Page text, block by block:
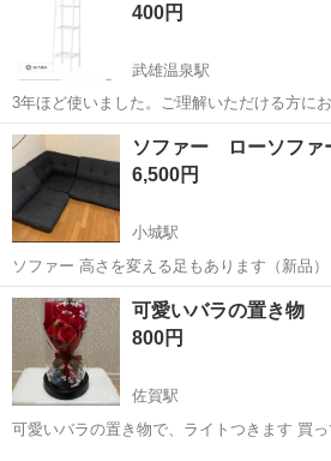
400円
武雄温泉駅
3年ほど使いました。ご理解いただける方にお願いし
相談していただければ検討し
佐賀 武雄市 武雄温泉駅 収納家具
ソファー ローソフ
6,500円
小城駅
ソファー 高さを変える足もあります（新品） 3
使用感あります 早めの取引希望です
佐賀 小城市 小城駅 ソファ
可愛いバラの置き物
800円
佐賀駅
可愛いバラの置き物で、ライトつきます 買っ